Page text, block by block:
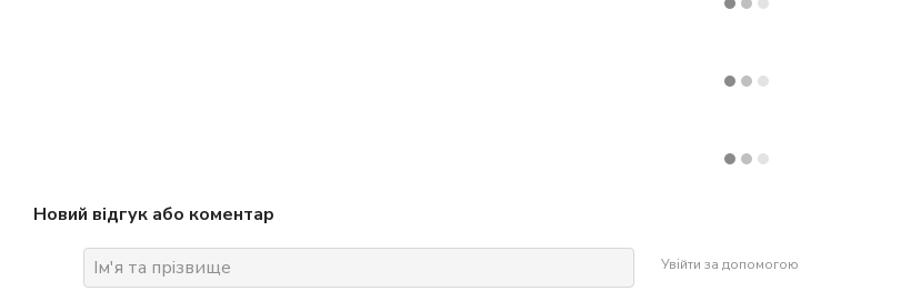
Новий відгук або коментар
Увійти за допомогою